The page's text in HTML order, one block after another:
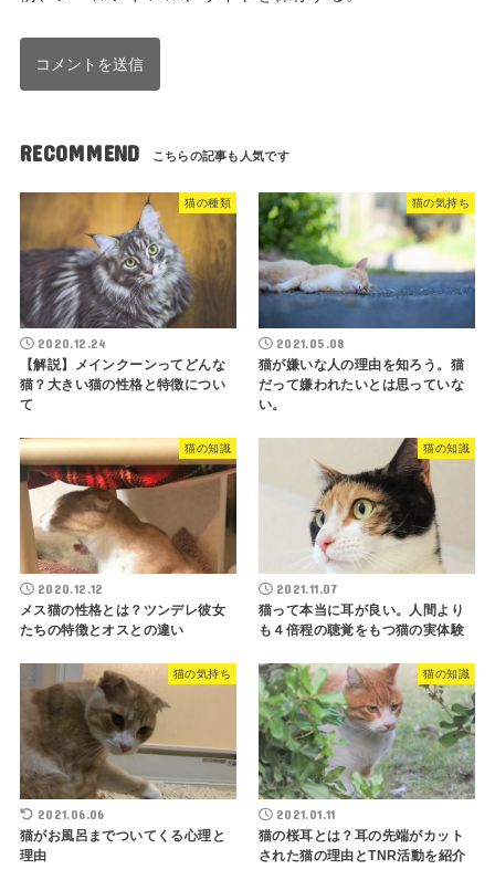
RECOMMEND
猫の種類
2020.12.24
【解説】メインクーンってどんな
猫？大きい猫の性格と特徴につい
て
猫の気持ち
2021.05.08
猫が嫌いな人の理由を知ろう。猫
だって嫌われたいとは思っていな
い。
猫の知識
2020.12.12
メス猫の性格とは？ツンデレ彼女
たちの特徴とオスとの違い
猫の知識
2021.11.07
猫って本当に耳が良い。人間より
も４倍程の聴覚をもつ猫の実体験
猫の気持ち
2021.06.06
猫がお風呂までついてくる心理と
理由
猫の知識
2021.01.11
猫の桜耳とは？耳の先端がカット
された猫の理由とTNR活動を紹介